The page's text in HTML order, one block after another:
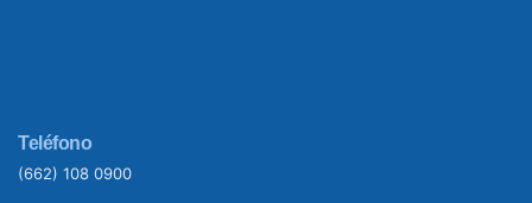
Teléfono
(662) 108 0900